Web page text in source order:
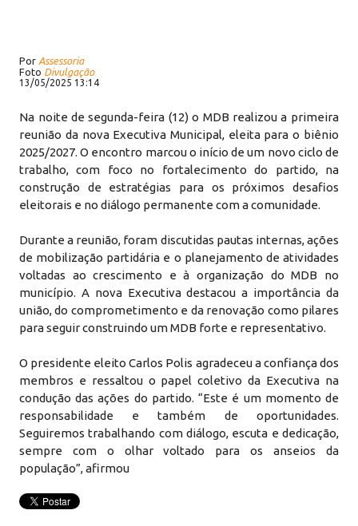
Por Assessoria
Foto Divulgação
13/05/2025 13:14
Na noite de segunda-feira (12) o MDB realizou a primeira
reunião da nova Executiva Municipal, eleita para o biênio
2025/2027. O encontro marcou o início de um novo ciclo de
trabalho, com foco no fortalecimento do partido, na
construção de estratégias para os próximos desafios
eleitorais e no diálogo permanente com a comunidade.
Durante a reunião, foram discutidas pautas internas, ações
de mobilização partidária e o planejamento de atividades
voltadas ao crescimento e à organização do MDB no
município. A nova Executiva destacou a importância da
união, do comprometimento e da renovação como pilares
para seguir construindo um MDB forte e representativo.
O presidente eleito Carlos Polis agradeceu a confiança dos
membros e ressaltou o papel coletivo da Executiva na
condução das ações do partido. “Este é um momento de
responsabilidade e também de oportunidades.
Seguiremos trabalhando com diálogo, escuta e dedicação,
sempre com o olhar voltado para os anseios da
população”, afirmou